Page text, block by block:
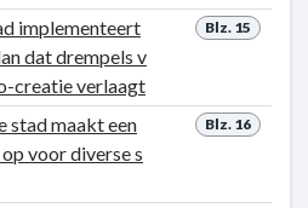
Blz. 15
implementeert
dat drempels v
creatie verlaagt
Blz. 16
stad maakt een
voor diverse s